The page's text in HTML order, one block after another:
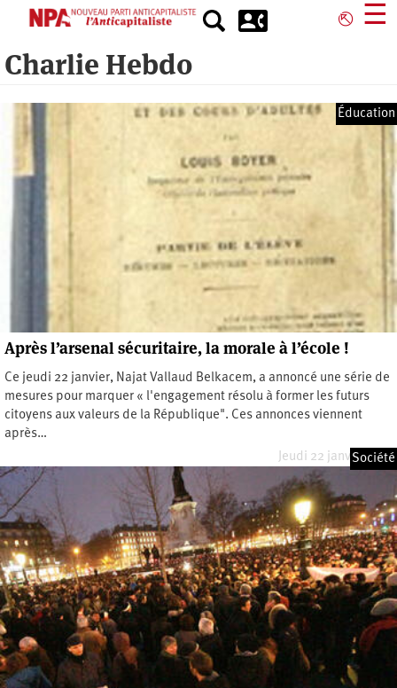
principal
⎋ ☰
Charlie Hebdo
Éducation
Après l’arsenal sécuritaire, la morale à l’école !
Ce jeudi 22 janvier, Najat Vallaud Belkacem, a annoncé une série de
mesures pour marquer « l'engagement résolu à former les futurs
citoyens aux valeurs de la République". Ces annonces viennent
après…
Jeudi 22 janvier 2015
Société